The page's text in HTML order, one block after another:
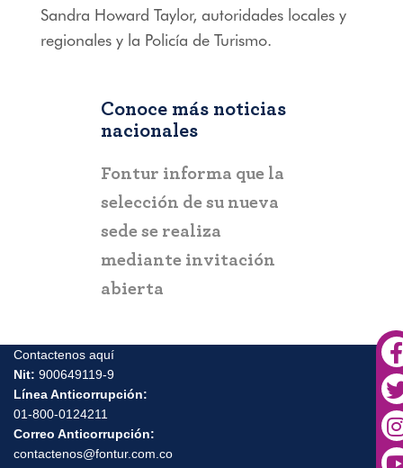
Sandra Howard Taylor, autoridades locales y
regionales y la Policía de Turismo.
Conoce más noticias
nacionales
Fontur informa que la
selección de su nueva
sede se realiza
mediante invitación
abierta
Urabá
Contactenos aquí
Nit: 900649119-9
Línea Anticorrupción:
01-800-0124211
Correo Anticorrupción:
contactenos@fontur.com.co